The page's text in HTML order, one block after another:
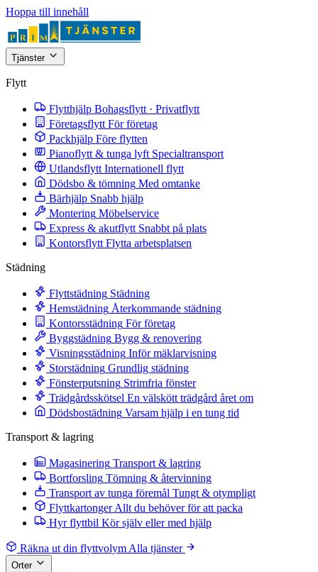
Hoppa till innehåll
Tjänster
Flytt
Flytthjälp Bohagsflytt · Privatflytt
Företagsflytt För företag
Packhjälp Före flytten
Pianoflytt & tunga lyft Specialtransport
Utlandsflytt Internationell flytt
Dödsbo & tömning Med omtanke
Bärhjälp Snabb hjälp
Montering Möbelservice
Express & akutflytt Snabbt på plats
Kontorsflytt Flytta arbetsplatsen
Städning
Flyttstädning Städning
Hemstädning Återkommande städning
Kontorsstädning För företag
Byggstädning Bygg & renovering
Visningsstädning Inför mäklarvisning
Storstädning Grundlig städning
Fönsterputsning Strimfria fönster
Trädgårdsskötsel En välskött trädgård året om
Dödsbostädning Varsam hjälp i en tung tid
Transport & lagring
Magasinering Transport & lagring
Bortforsling Tömning & återvinning
Transport av tunga föremål Tungt & otympligt
Flyttkartonger Allt du behöver för att packa
Hyr flyttbil Kör själv eller med hjälp
Räkna ut din flyttvolym Alla tjänster
Orter